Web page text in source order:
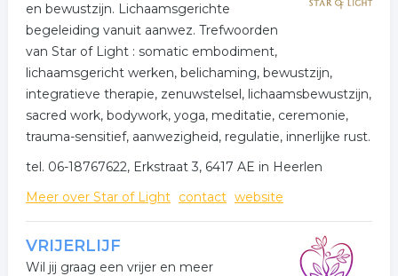
en bewustzijn. Lichaamsgerichte
begeleiding vanuit aanwez. Trefwoorden
van Star of Light : somatic embodiment,
lichaamsgericht werken, belichaming, bewustzijn,
integratieve therapie, zenuwstelsel, lichaamsbewustzijn,
sacred work, bodywork, yoga, meditatie, ceremonie,
trauma-sensitief, aanwezigheid, regulatie, innerlijke rust.
tel. 06-18767622, Erkstraat 3, 6417 AE in Heerlen
Meer over Star of Light contact website
VRIJERLIJF
Wil jij graag een vrijer en meer